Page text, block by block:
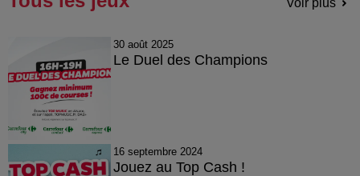
Voir plus
30 août 2025
Le Duel des Champions
16 septembre 2024
Jouez au Top Cash !